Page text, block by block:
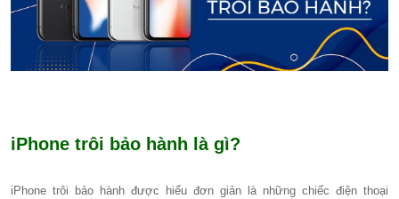
iPhone trôi bảo hành là gì?
iPhone trôi bảo hành được hiểu đơn giản là những chiếc điện thoại